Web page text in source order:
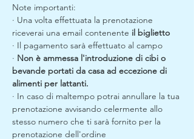
Note importanti:
· Una volta effettuata la prenotazione
riceverai una email contenente il biglietto
· Il pagamento sarà effettuato al campo
· Non è ammessa l'introduzione di cibi o
bevande portati da casa ad eccezione di
alimenti per lattanti.
· In caso di maltempo potrai annullare la tua
prenotazione avvisando celermente allo
stesso numero che ti sarà fornito per la
prenotazione dell'ordine